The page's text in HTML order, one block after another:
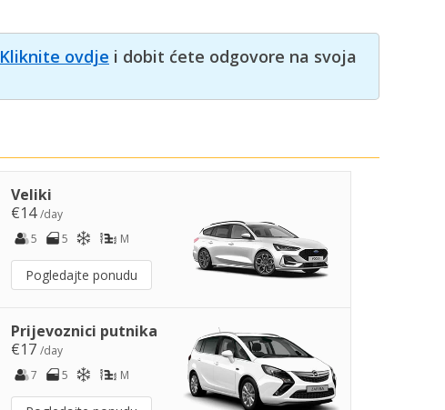
Kliknite ovdje i dobit ćete odgovore na svoja
Veliki
€14/day
5
5 M
Pogledajte ponudu
Prijevoznici putnika
€17 /day
7
5 M